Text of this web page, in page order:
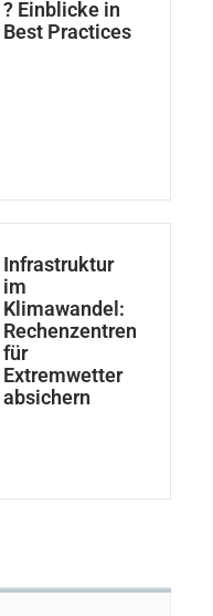
? Einblicke in
Best Practices
Infrastruktur
im
Klimawandel:
Rechenzentren
für
Extremwetter
absichern